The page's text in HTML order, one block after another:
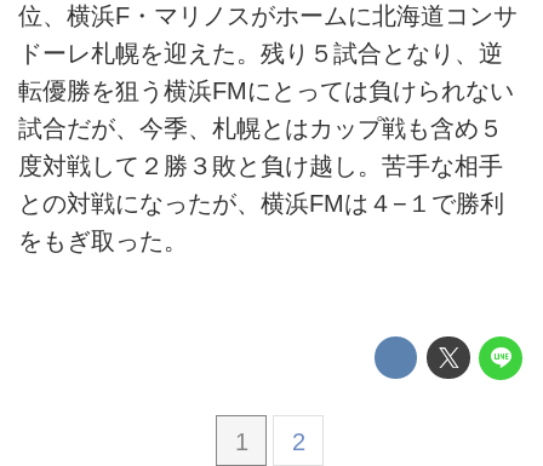
位、横浜F・マリノスがホームに北海道コンサ
ドーレ札幌を迎えた。残り５試合となり、逆
転優勝を狙う横浜FMにとっては負けられない
試合だが、今季、札幌とはカップ戦も含め５
度対戦して２勝３敗と負け越し。苦手な相手
との対戦になったが、横浜FMは４−１で勝利
をもぎ取った。
1 2